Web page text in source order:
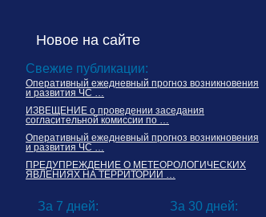
Новое на сайте
Свежие публикации:
Оперативный ежедневный прогноз возникновения
и развития ЧС …
ИЗВЕЩЕНИЕ о проведении заседания
согласительной комиссии по …
Оперативный ежедневный прогноз возникновения
и развития ЧС …
ПРЕДУПРЕЖДЕНИЕ О МЕТЕОРОЛОГИЧЕСКИХ
ЯВЛЕНИЯХ НА ТЕРРИТОРИИ …
За 7 дней: За 30 дней: